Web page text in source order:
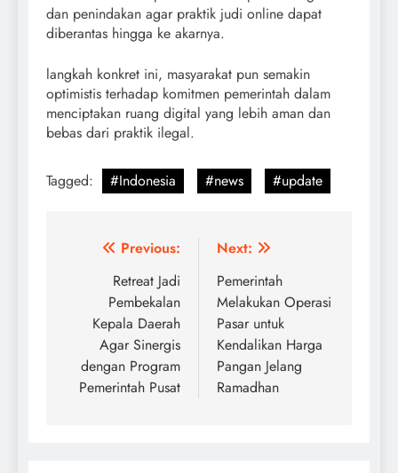
dan penindakan agar praktik judi online dapat
diberantas hingga ke akarnya.
langkah konkret ini, masyarakat pun semakin
optimistis terhadap komitmen pemerintah dalam
menciptakan ruang digital yang lebih aman dan
bebas dari praktik ilegal.
Tagged: #Indonesia #news #update
Post
navigation
Previous:
Retreat Jadi
Pembekalan
Kepala Daerah
Agar Sinergis
dengan Program
Pemerintah Pusat
Next:
Pemerintah
Melakukan Operasi
Pasar untuk
Kendalikan Harga
Pangan Jelang
Ramadhan